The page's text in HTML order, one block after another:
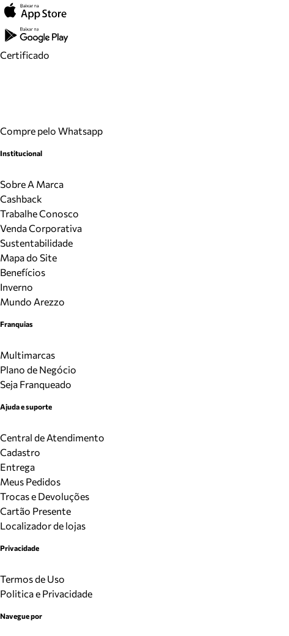
Certificado
Compre pelo Whatsapp
Institucional
Sobre A Marca
Cashback
Trabalhe Conosco
Venda Corporativa
Sustentabilidade
Mapa do Site
Benefícios
Inverno
Mundo Arezzo
Franquias
Multimarcas
Plano de Negócio
Seja Franqueado
Ajuda e suporte
Central de Atendimento
Cadastro
Entrega
Meus Pedidos
Trocas e Devoluções
Cartão Presente
Localizador de lojas
Privacidade
Termos de Uso
Politica e Privacidade
Navegue por